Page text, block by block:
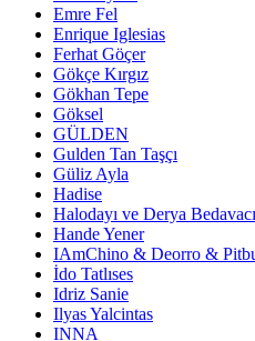
Emre Fel
Enrique Iglesias
Ferhat Göçer
Gökçe Kırgız
Gökhan Tepe
Göksel
GÜLDEN
Gulden Tan Taşçı
Güliz Ayla
Hadise
Halodayı ve Derya Bedavacı
Hande Yener
IAmChino & Deorro &
İdo Tatlıses
Idriz Sanie
Ilyas Yalcintas
INNA